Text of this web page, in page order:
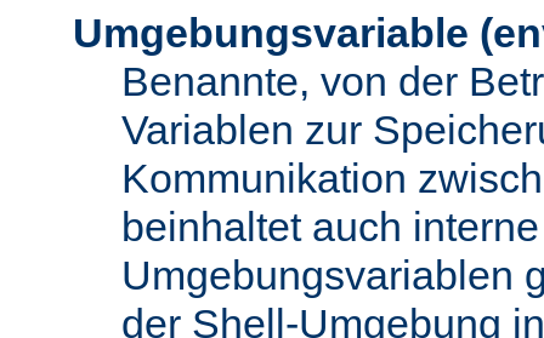
Umgebungsvariable
Benannte, von der
Variablen zur
Kommunikation
beinhaltet auch
Umgebungsvariablen
der Shell-Umgebung